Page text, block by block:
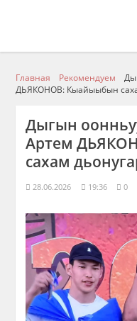
Главная Рекомендуем
ДЬЯКОНОВ: Кыайыыбын
Дыгын
Артем
сахам
28.06.2026 19:36 0